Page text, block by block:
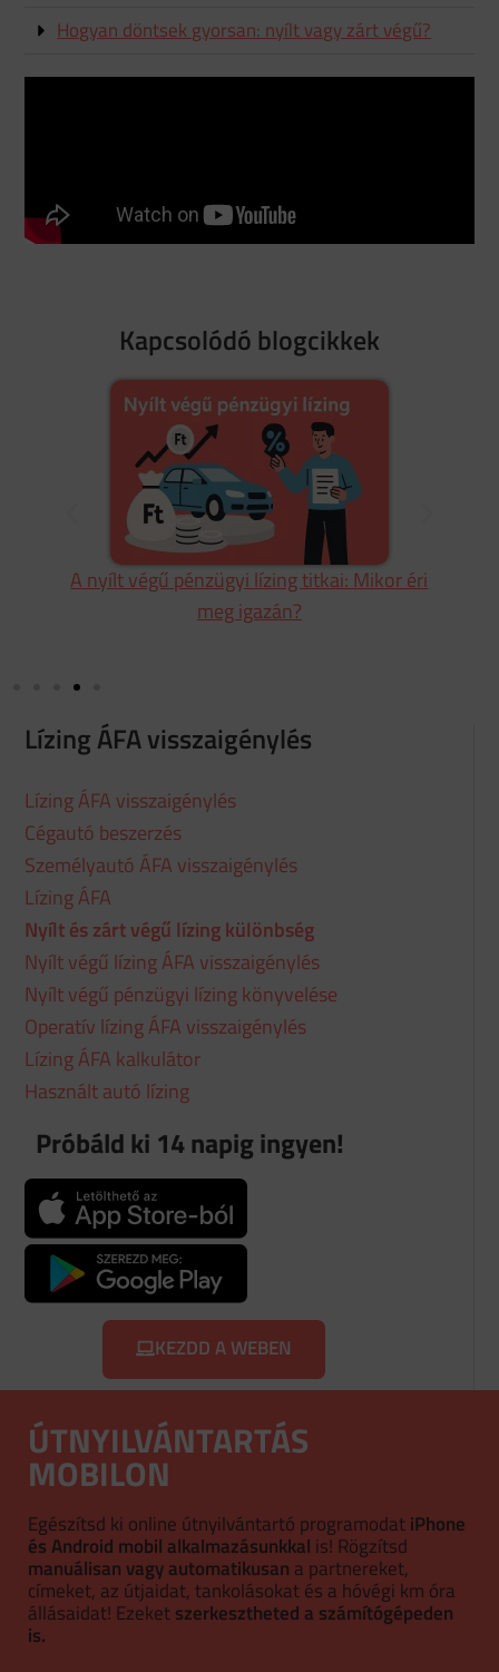
Lízing ÁFA visszaigénylés
Lízing ÁFA visszaigénylés
Cégautó beszerzés
Személyautó ÁFA visszaigénylés
Lízing ÁFA
Nyílt és zárt végű lízing különbség
Nyílt végű lízing ÁFA visszaigénylés
Nyílt végű pénzügyi lízing könyvelése
Operatív lízing ÁFA visszaigénylés
Lízing ÁFA kalkulátor
Használt autó lízing
Próbáld ki 14 napig ingyen!
KEZDD A WEBEN
Hogyan döntsek gyorsan: nyílt vagy zárt végű?
Kapcsolódó blogcikkek
A nyílt végű pénzügyi lízing titkai: Mikor éri
meg igazán?
ÚTNYILVÁNTARTÁS
MOBILON
Egészítsd ki online útnyilvántartó programodatiPhone
és Android mobil alkalmazásunkkal is! Rögzítsd
manuálisan vagy automatikusan a partnereket,
címeket, az útjaidat, tankolásokat és a hóvégi km óra
állásaidat! Ezeketszerkesztheted a számítógépeden
is.